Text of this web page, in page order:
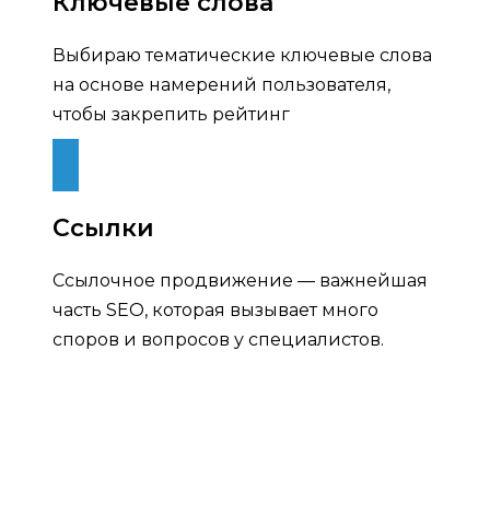
Выбираю тематические ключевые слова
на основе намерений пользователя,
чтобы закрепить рейтинг
Ссылки
Ссылочное продвижение — важнейшая
часть SEO, которая вызывает много
споров и вопросов у специалистов.